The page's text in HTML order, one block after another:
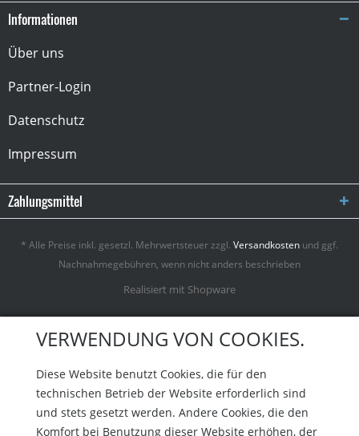
Informationen
Über uns
Partner-Login
Datenschutz
Impressum
Zahlungsmittel
* Alle Preise inkl. gesetzl. Mehrwertsteuer zzgl. Versandkosten und ggf.
Nachnahmegebühren, wenn nicht anders beschrieben
Realisiert mit Shopware
VERWENDUNG VON COOKIES.
Diese Website benutzt Cookies, die für den
technischen Betrieb der Website erforderlich sind
und stets gesetzt werden. Andere Cookies, die den
Komfort bei Benutzung dieser Website erhöhen, der